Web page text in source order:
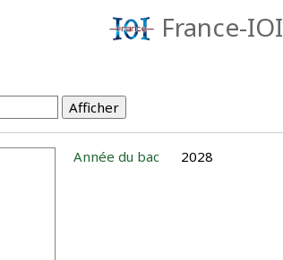
France-IOI
Année du bac 2028